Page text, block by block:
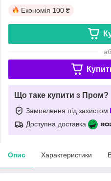
Економія 100 ₴
Що таке купити з Пром?
Замовлення під захистом
Доступна доставка
Опис Характеристики